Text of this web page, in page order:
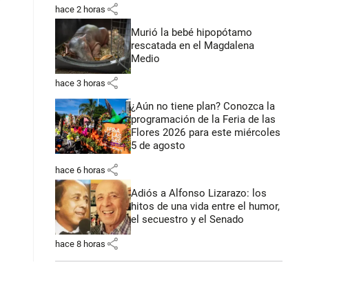
hace 2 horas share
Murió la bebé hipopótamo
rescatada en el Magdalena
Medio
hace 3 horas share
¿Aún no tiene plan? Conozca la
programación de la Feria de las
Flores 2026 para este miércoles
5 de agosto
hace 6 horas share
Adiós a Alfonso Lizarazo: los
hitos de una vida entre el humor,
el secuestro y el Senado
hace 8 horas share